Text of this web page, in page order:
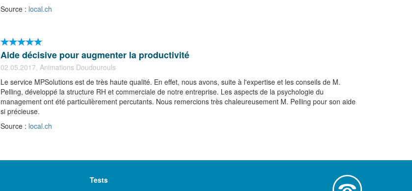
Source : local.ch
Aide décisive pour augmenter la productivité
02.05.2017, Animations Doudourouls
Le service MPSolutions est de très haute qualité. En effet, nous avons, suite à l'expertise et les conseils de M.
Pelling, développé la structure RH et commerciale de notre entreprise. Les aspects de la psychologie du
management ont été particulièrement percutants. Nous remercions très chaleureusement M. Pelling pour son aide
si précieuse.
Source : local.ch
Tests